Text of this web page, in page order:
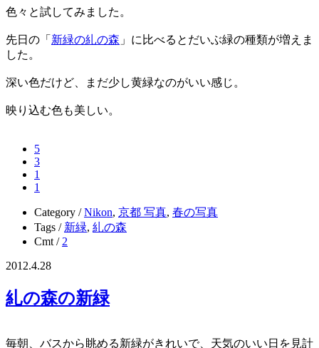
色々と試してみました。
先日の「 新緑の糺の森 」に比べるとだいぶ緑の種類が増えま
した。
深い色だけど、まだ少し黄緑なのがいい感じ。
映り込む色も美しい。
5
3
1
1
Category /Nikon, 京都 写真, 春の写真
Tags / 新緑, 糺の森
Cmt / 2
2012.4.28
糺の森の新緑
毎朝、バスから眺める新緑がきれいで、天気のいい日を見計